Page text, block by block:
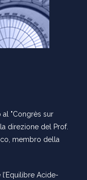
al "Congrès sur
direzione del Prof.
membro della
l’Equilibre Acide-